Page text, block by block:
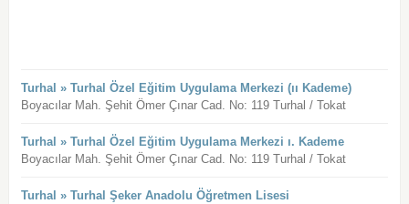
Turhal » Turhal Özel Eğitim Uygulama Merkezi (ıı Kademe)
Boyacılar Mah. Şehit Ömer Çınar Cad. No: 119 Turhal / Tokat
Turhal » Turhal Özel Eğitim Uygulama Merkezi ı. Kademe
Boyacılar Mah. Şehit Ömer Çınar Cad. No: 119 Turhal / Tokat
Turhal » Turhal Şeker Anadolu Öğretmen Lisesi